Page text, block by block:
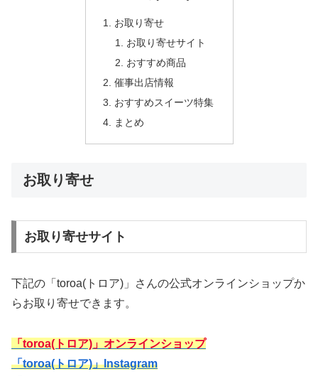
お取り寄せ
お取り寄せサイト
おすすめ商品
催事出店情報
おすすめスイーツ特集
まとめ
お取り寄せ
お取り寄せサイト
下記の「toroa(トロア)」さんの公式オンラインショップか
らお取り寄せできます。
「toroa(トロア)」オンラインショップ
「toroa(トロア)」Instagram